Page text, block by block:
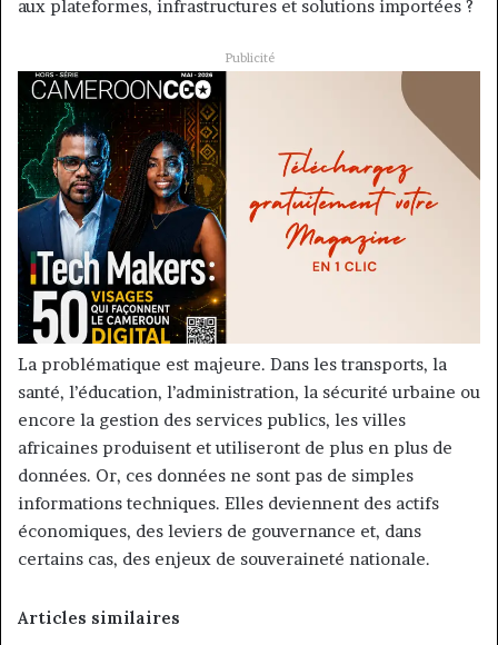
aux plateformes, infrastructures et solutions importées ?
Publicité
La problématique est majeure. Dans les transports, la
santé, l’éducation, l’administration, la sécurité urbaine ou
encore la gestion des services publics, les villes
africaines produisent et utiliseront de plus en plus de
données. Or, ces données ne sont pas de simples
informations techniques. Elles deviennent des actifs
économiques, des leviers de gouvernance et, dans
certains cas, des enjeux de souveraineté nationale.
Articles similaires